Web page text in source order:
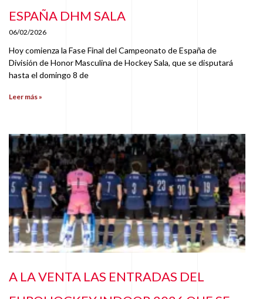
ESPAÑA DHM SALA
06/02/2026
Hoy comienza la Fase Final del Campeonato de España de
División de Honor Masculina de Hockey Sala, que se disputará
hasta el domingo 8 de
Leer más »
A LA VENTA LAS ENTRADAS DEL